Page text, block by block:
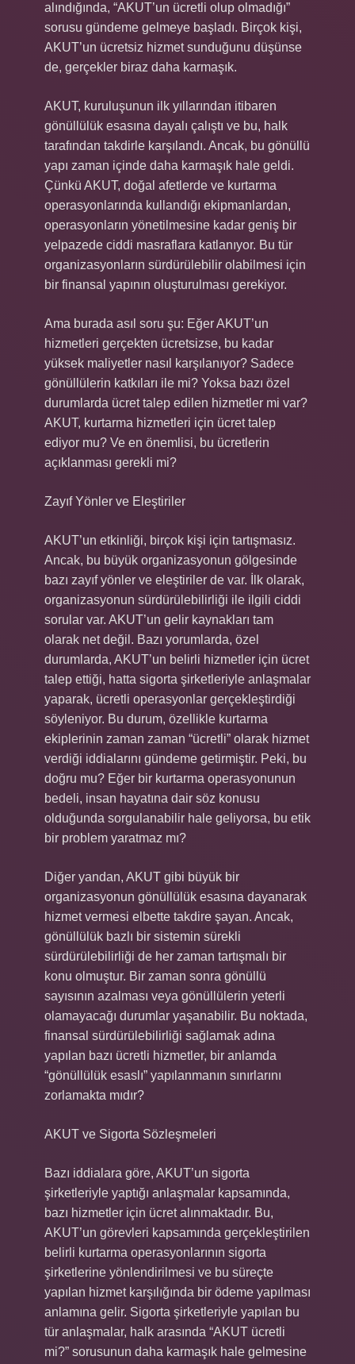
alındığında, “AKUT’un ücretli olup olmadığı”
sorusu gündeme gelmeye başladı. Birçok kişi,
AKUT’un ücretsiz hizmet sunduğunu düşünse
de, gerçekler biraz daha karmaşık.
AKUT, kuruluşunun ilk yıllarından itibaren
gönüllülük esasına dayalı çalıştı ve bu, halk
tarafından takdirle karşılandı. Ancak, bu gönüllü
yapı zaman içinde daha karmaşık hale geldi.
Çünkü AKUT, doğal afetlerde ve kurtarma
operasyonlarında kullandığı ekipmanlardan,
operasyonların yönetilmesine kadar geniş bir
yelpazede ciddi masraflara katlanıyor. Bu tür
organizasyonların sürdürülebilir olabilmesi için
bir finansal yapının oluşturulması gerekiyor.
Ama burada asıl soru şu: Eğer AKUT’un
hizmetleri gerçekten ücretsizse, bu kadar
yüksek maliyetler nasıl karşılanıyor? Sadece
gönüllülerin katkıları ile mi? Yoksa bazı özel
durumlarda ücret talep edilen hizmetler mi var?
AKUT, kurtarma hizmetleri için ücret talep
ediyor mu? Ve en önemlisi, bu ücretlerin
açıklanması gerekli mi?
Zayıf Yönler ve Eleştiriler
AKUT’un etkinliği, birçok kişi için tartışmasız.
Ancak, bu büyük organizasyonun gölgesinde
bazı zayıf yönler ve eleştiriler de var. İlk olarak,
organizasyonun sürdürülebilirliği ile ilgili ciddi
sorular var. AKUT’un gelir kaynakları tam
olarak net değil. Bazı yorumlarda, özel
durumlarda, AKUT’un belirli hizmetler için ücret
talep ettiği, hatta sigorta şirketleriyle anlaşmalar
yaparak, ücretli operasyonlar gerçekleştirdiği
söyleniyor. Bu durum, özellikle kurtarma
ekiplerinin zaman zaman “ücretli” olarak hizmet
verdiği iddialarını gündeme getirmiştir. Peki, bu
doğru mu? Eğer bir kurtarma operasyonunun
bedeli, insan hayatına dair söz konusu
olduğunda sorgulanabilir hale geliyorsa, bu etik
bir problem yaratmaz mı?
Diğer yandan, AKUT gibi büyük bir
organizasyonun gönüllülük esasına dayanarak
hizmet vermesi elbette takdire şayan. Ancak,
gönüllülük bazlı bir sistemin sürekli
sürdürülebilirliği de her zaman tartışmalı bir
konu olmuştur. Bir zaman sonra gönüllü
sayısının azalması veya gönüllülerin yeterli
olamayacağı durumlar yaşanabilir. Bu noktada,
finansal sürdürülebilirliği sağlamak adına
yapılan bazı ücretli hizmetler, bir anlamda
“gönüllülük esaslı” yapılanmanın sınırlarını
zorlamakta mıdır?
AKUT ve Sigorta Sözleşmeleri
Bazı iddialara göre, AKUT’un sigorta
şirketleriyle yaptığı anlaşmalar kapsamında,
bazı hizmetler için ücret alınmaktadır. Bu,
AKUT’un görevleri kapsamında gerçekleştirilen
belirli kurtarma operasyonlarının sigorta
şirketlerine yönlendirilmesi ve bu süreçte
yapılan hizmet karşılığında bir ödeme yapılması
anlamına gelir. Sigorta şirketleriyle yapılan bu
tür anlaşmalar, halk arasında “AKUT ücretli
mi?” sorusunun daha karmaşık hale gelmesine